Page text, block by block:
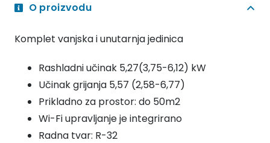
O proizvodu
Komplet vanjska i unutarnja jedinica
Rashladni učinak 5,27(3,75-6,12) kW
Učinak grijanja 5,57 (2,58-6,77)
Prikladno za prostor: do 50m2
Wi-Fi upravljanje je integrirano
Radna tvar: R-32